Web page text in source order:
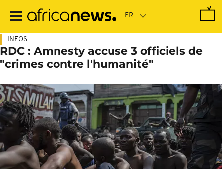
contenu
INFOS
RDC : Amnesty accuse 3 officiels de
"crimes contre l'humanité"